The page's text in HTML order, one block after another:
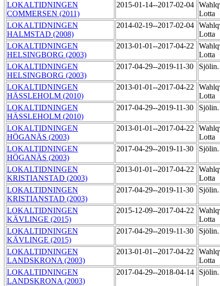
LOKALTIDNINGEN
COMMERSEN (2011)
2015-01-14--2017-02-04
Lotta
LOKALTIDNINGEN
HALMSTAD (2008)
2014-02-19--2017-02-04
Lotta
LOKALTIDNINGEN
HELSINGBORG (2003)
2013-01-01--2017-04-22
Lotta
LOKALTIDNINGEN
HELSINGBORG (2003)
2017-04-29--2019-11-30
LOKALTIDNINGEN
HÄSSLEHOLM (2010)
2013-01-01--2017-04-22
Lotta
LOKALTIDNINGEN
HÄSSLEHOLM (2010)
2017-04-29--2019-11-30
LOKALTIDNINGEN
HÖGANÄS (2003)
2013-01-01--2017-04-22
Lotta
LOKALTIDNINGEN
HÖGANÄS (2003)
2017-04-29--2019-11-30
LOKALTIDNINGEN
KRISTIANSTAD (2003)
2013-01-01--2017-04-22
Lotta
LOKALTIDNINGEN
KRISTIANSTAD (2003)
2017-04-29--2019-11-30
LOKALTIDNINGEN
KÄVLINGE (2015)
2015-12-09--2017-04-22
Lotta
LOKALTIDNINGEN
KÄVLINGE (2015)
2017-04-29--2019-11-30
LOKALTIDNINGEN
LANDSKRONA (2003)
2013-01-01--2017-04-22
Lotta
LOKALTIDNINGEN
LANDSKRONA (2003)
2017-04-29--2018-04-14